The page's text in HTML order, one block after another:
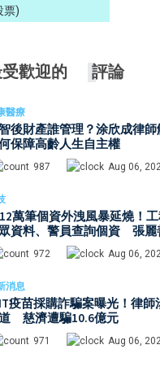
票)
歡迎的 評論
醫療
後財產誰管理？涂欣成律
保障高齡人生自主權
987 Aug 06,
萬筆個資外洩風暴延燒！
資料、警員查詢個資 張麗
引發國安與資安關注
972 Aug 06,
消息
疫苗採購詐騙案曝光！律師
慈濟遭騙10.6億元
971 Aug 06,